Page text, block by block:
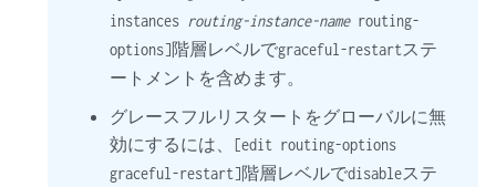
instances routing-instance-namerouting-
options]階層レベルでgraceful-restartステ
ートメントを含めます。
グレースフルリスタートをグローバルに無
効にするには、
[edit routing-options
graceful-restart]階層レベルでdisableステ